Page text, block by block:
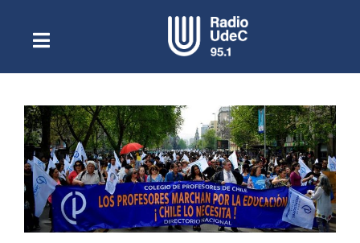
contenidoToggle
NavigationEscuchar Radio UdeC en vivo
Quiénes Somos
Programación
Podcast
Noticias